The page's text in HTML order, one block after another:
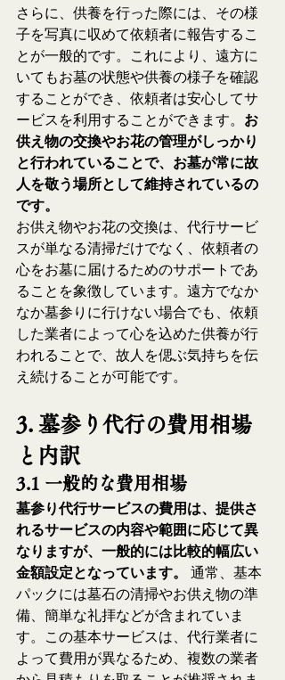
さらに、供養を行った際には、その様
子を写真に収めて依頼者に報告するこ
とが一般的です。これにより、遠方に
いてもお墓の状態や供養の様子を確認
することができ、依頼者は安心してサ
ービスを利用することができます。 お
供え物の交換やお花の管理がしっかり
と行われていることで、お墓が常に故
人を敬う場所として維持されているの
です。
お供え物やお花の交換は、代行サービ
スが単なる清掃だけでなく、依頼者の
心をお墓に届けるためのサポートであ
ることを象徴しています。遠方でなか
なか墓参りに行けない場合でも、依頼
した業者によって心を込めた供養が行
われることで、故人を偲ぶ気持ちを伝
え続けることが可能です。
3. 墓参り代行の費用相場
と内訳
3.1 一般的な費用相場
墓参り代行サービスの費用は、提供さ
れるサービスの内容や範囲に応じて異
なりますが、一般的には比較的幅広い
金額設定となっています。
通常、基本
パックには墓石の清掃やお供え物の準
備、簡単な礼拝などが含まれていま
す。この基本サービスは、代行業者に
よって費用が異なるため、複数の業者